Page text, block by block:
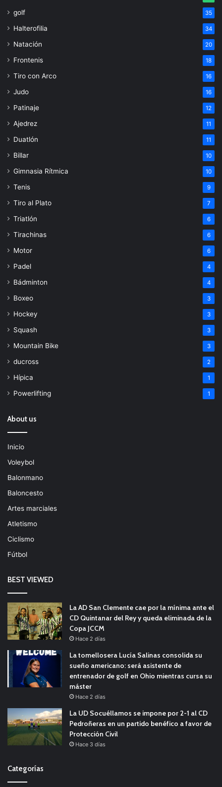
golf 35
Halterofilia 34
Natación 20
Frontenis 18
Tiro con Arco 16
Judo 16
Patinaje 12
Ajedrez 11
Duatlón 11
Billar 10
Gimnasia Rítmica 10
Tenis 9
Tiro al Plato 7
Triatlón 6
Tirachinas 6
Motor 6
Padel 4
Bádminton 4
Boxeo 3
Hockey 3
Squash 3
Mountain Bike 3
ducross 2
Hípica 1
Powerlifting 1
About us
Inicio
Voleybol
Balonmano
Baloncesto
Artes marciales
Atletismo
Ciclismo
Fútbol
BEST VIEWED
La AD San Clemente cae por la mínima ante el
CD Quintanar del Rey y queda eliminada de la
Copa JCCM
Hace 2 días
La tomellosera Lucía Salinas consolida su
sueño americano: será asistente de
entrenador de golf en Ohio mientras cursa su
máster
Hace 2 días
La UD Socuéllamos se impone por 2-1 al CD
Pedroñeras en un partido benéfico a favor de
Protección Civil
Hace 3 días
Categorías